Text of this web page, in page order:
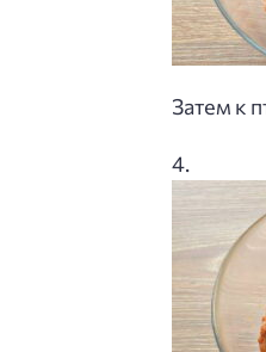
Затем к